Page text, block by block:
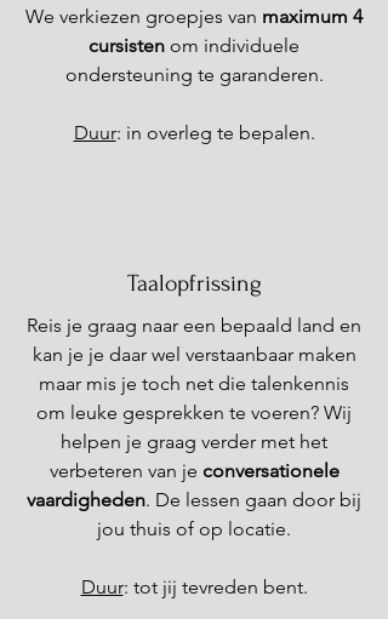
We verkiezen groepjes van maximum 4
cursisten om individuele
ondersteuning te garanderen.
Duur: in overleg te bepalen.
Taalopfrissing
Reis je graag naar een bepaald land en
kan je je daar wel verstaanbaar maken
maar mis je toch net die talenkennis
om leuke gesprekken te voeren? Wij
helpen je graag verder met het
verbeteren van je conversationele
vaardigheden. De lessen gaan door bij
jou thuis of op locatie.
Duur: tot jij tevreden bent.